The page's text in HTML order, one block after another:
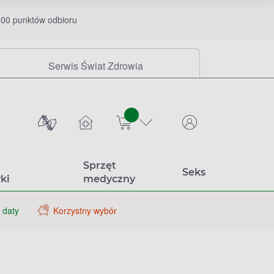
punktów odbioru
Serwis Świat Zdrowia
sztuk
Sprzęt
medyczny
Seks
Korzystny wybór